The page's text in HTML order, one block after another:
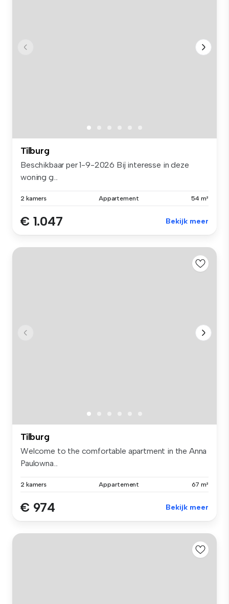
Tilburg
Beschikbaar per 1-9-2026 Bij interesse in deze
woning g...
2 kamers Appartement 54 m²
€ 1.047 Bekijk meer
Tilburg
Welcome to the comfortable apartment in the Anna
Paulowna...
2 kamers Appartement 67 m²
€ 974 Bekijk meer